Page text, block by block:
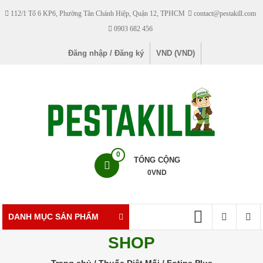
Skip112/1 Tổ 6 KP6, Phường Tân Chánh Hiệp, Quận 12, TPHCM
contact@pestakill.com
0903 682 456
Đăng nhập / Đăng ký VND (VND)
0
TỔNG CỘNG
0VND
DANH MỤC SẢN PHẨM
SHOP